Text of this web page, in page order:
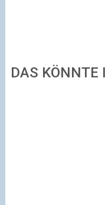
DAS KÖNNTE